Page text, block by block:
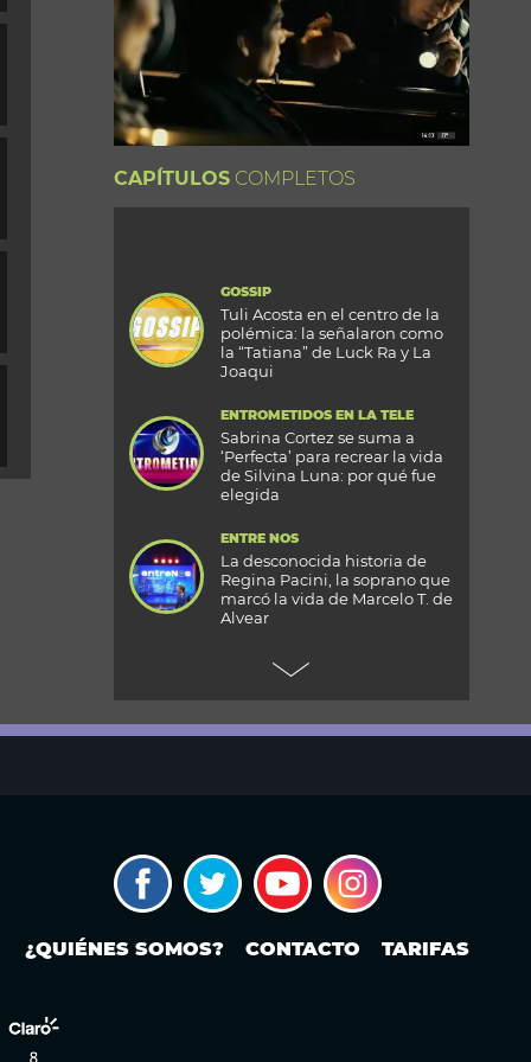
CAPÍTULOS COMPLETOS
GOSSIP
Tuli Acosta en el centro de la
polémica: la señalaron como
la “Tatiana” de Luck Ra y La
Joaqui
ENTROMETIDOS EN LA TELE
Sabrina Cortez se suma a
‘Perfecta’ para recrear la vida
de Silvina Luna: por qué fue
elegida
ENTRE NOS
La desconocida historia de
Regina Pacini, la soprano que
marcó la vida de Marcelo T. de
Alvear
+CARAS
todos los detalles de la mega
fiesta en el Palacio
Reconquista
Ushuaia
MODO FONTEVECCHIA
detrás de una discusión que
¿QUIÉNES SOMOS? CONTACTO TARIFAS